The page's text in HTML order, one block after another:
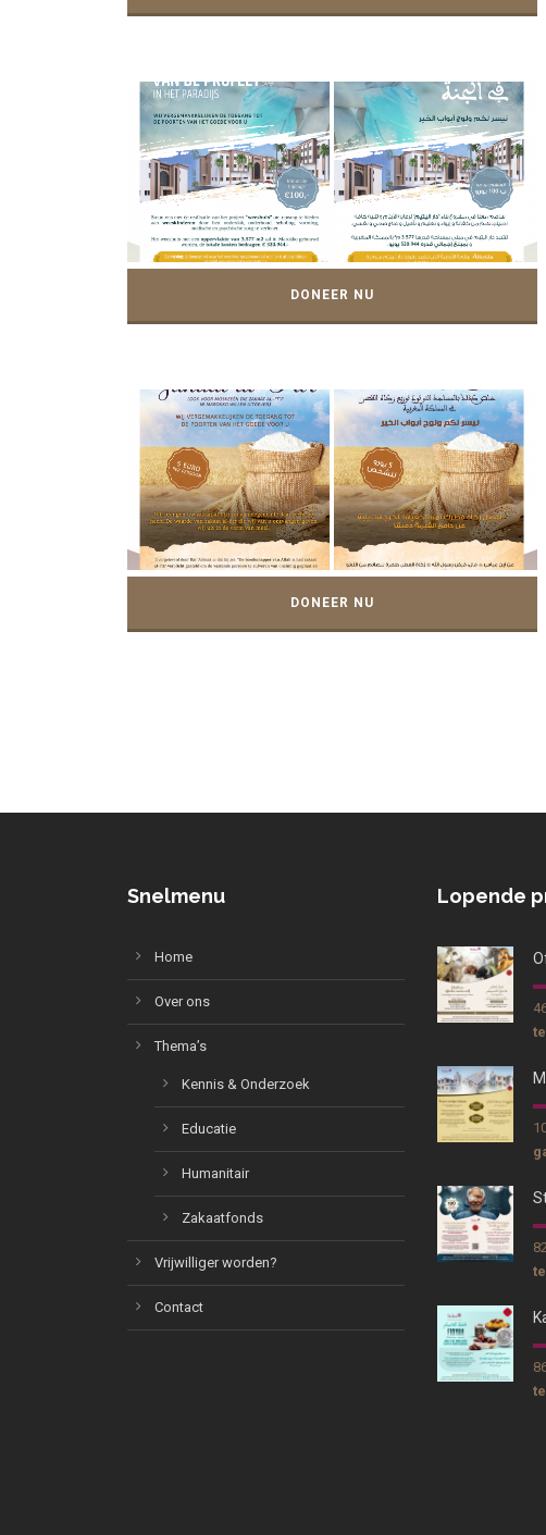
DONEER NU
DONEER NU
Snelmenu
Home
Over ons
Thema’s
Kennis & Onderzoek
Educatie
Humanitair
Zakaatfonds
Vrijwilliger worden?
Contact
Lopende